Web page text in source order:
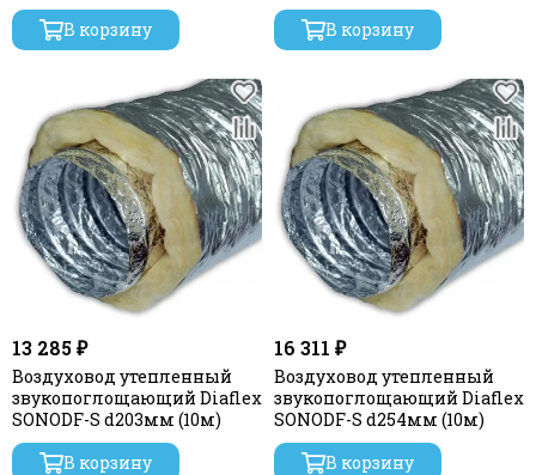
В корзину
В корзину
13 285 ₽
Воздуховод утепленный
звукопоглощающий Diaflex
SONODF-S d203мм (10м)
В корзину
16 311 ₽
Воздуховод утепленный
звукопоглощающий Diaflex
SONODF-S d254мм (10м)
В корзину